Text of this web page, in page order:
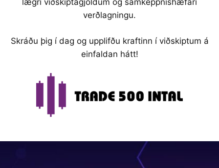
lægri viðskiptagjöldum og samkeppnishæfari
verðlagningu.
Skráðu þig í dag og upplifðu kraftinn í viðskiptum á
einfaldan hátt!